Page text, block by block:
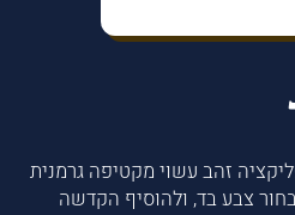
זהב עשוי מקטיפה גרמנית
צבע בד, ולהוסיף הקדשה